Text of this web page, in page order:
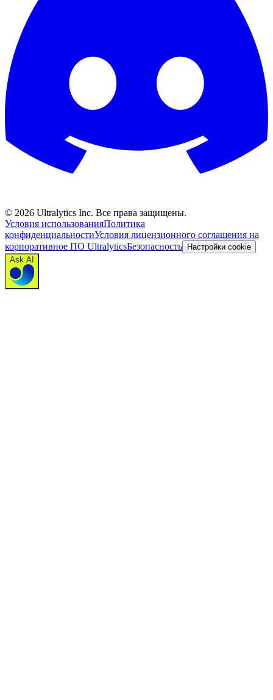
© 2026 Ultralytics Inc. Все права защищены.
Условия использованияПолитика
конфиденциальностиУсловия лицензионного соглашения на
корпоративное ПО UltralyticsБезопасность
Настройки cookie
Ask AI